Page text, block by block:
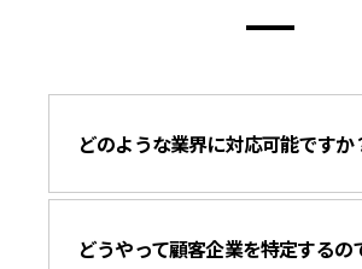
どのような業界に対応可能ですか
どうやって顧客企業を特定するの